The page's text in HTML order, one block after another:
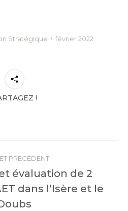
Stratégique février 2022
!
PRÉCÉDENT
Onglet
évaluation de 2
dans l’Isère et le